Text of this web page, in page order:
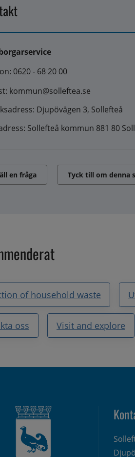
0620 - 68 20 00
kommun@solleftea.se
Djupövägen 3, Sollefteå
Sollefteå kommun 881 80
en fråga Tyck till om denna
of household waste
oss Visit and explore